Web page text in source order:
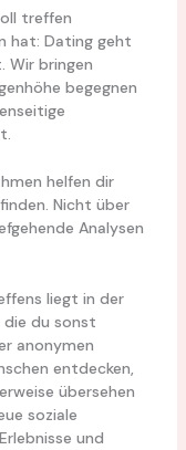
treffen
hat: Dating geht
Wir bringen
begegnen
helfen dir
Nicht über
Analysen
liegt in der
die du sonst
anonymen
entdecken,
übersehen
soziale
und